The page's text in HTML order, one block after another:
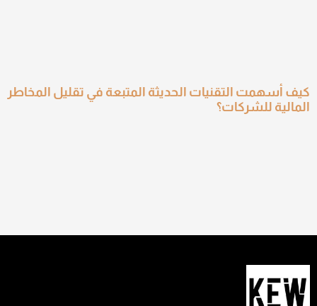
كيف أسهمت التقنيات الحديثة المتبعة في تقليل المخاطر
المالية للشركات؟